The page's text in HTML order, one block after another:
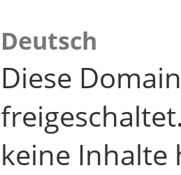
Deutsch
Diese
keine Inhalte